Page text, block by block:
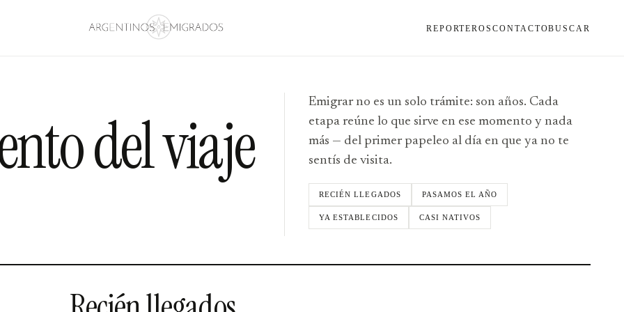
REPORTEROSCONTACTOBUSCAR
del viaje
Emigrar no es un solo trámite: son años. Cada
etapa reúne lo que sirve en ese momento y nada
más — del primer papeleo al día en que ya no te
sentís de visita.
RECIÉN LLEGADOS PASAMOS EL AÑO
YA ESTABLECIDOS CASI NATIVOS